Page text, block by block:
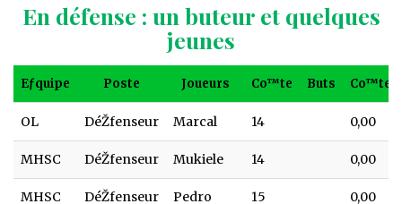
En défense : un buteur et quelques
jeunes
Eƒquipe Poste Joueurs Co™te Buts
Co™te/
Eƒquipe
Poste Joueurs Co™te Co™te/
OL DéŽfenseur Marcal 14 0,00
MHSC DéŽfenseur Mukiele 14 0,00
MHSC DéŽfenseur
Pedro
15 0,00